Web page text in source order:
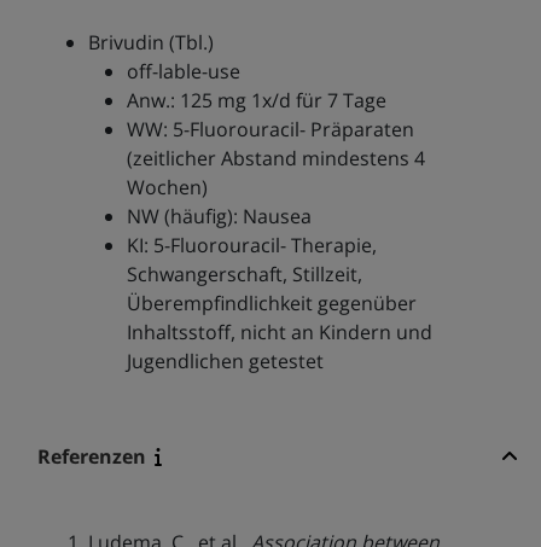
Brivudin (Tbl.)
off-lable-use
Anw.: 125 mg 1x/d für 7 Tage
WW: 5-Fluorouracil- Präparaten
(zeitlicher Abstand mindestens 4
Wochen)
NW (häufig): Nausea
KI: 5-Fluorouracil- Therapie,
Schwangerschaft, Stillzeit,
Überempfindlichkeit gegenüber
Inhaltsstoff, nicht an Kindern und
Jugendlichen getestet
Referenzen